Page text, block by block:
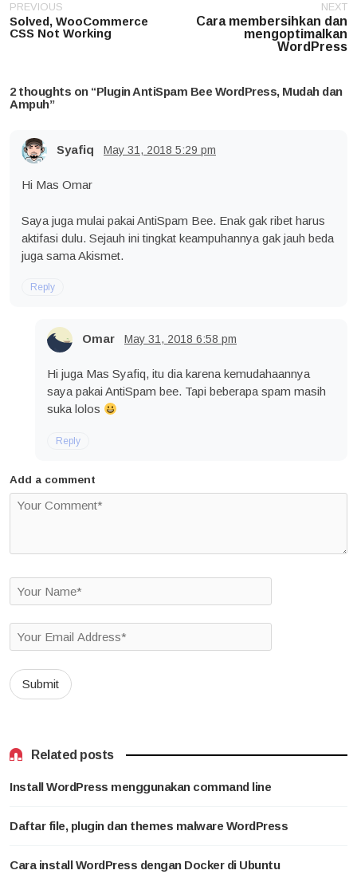
Post
navigation
PREVIOUS
Solved, WooCommerce
CSS Not Working
NEXT
Cara membersihkan dan
mengoptimalkan
WordPress
2 thoughts on “Plugin AntiSpam Bee WordPress, Mudah dan
Ampuh”
Syafiq May 31, 2018 5:29 pm
Hi Mas Omar
Saya juga mulai pakai AntiSpam Bee. Enak gak ribet harus
aktifasi dulu. Sejauh ini tingkat keampuhannya gak jauh beda
juga sama Akismet.
Reply
Omar May 31, 2018 6:58 pm
Hi juga Mas Syafiq, itu dia karena kemudahaannya
saya pakai AntiSpam bee. Tapi beberapa spam masih
suka lolos
Reply
Add a comment
Related posts
Install WordPress menggunakan command line
Daftar file, plugin dan themes malware WordPress
Cara install WordPress dengan Docker di Ubuntu